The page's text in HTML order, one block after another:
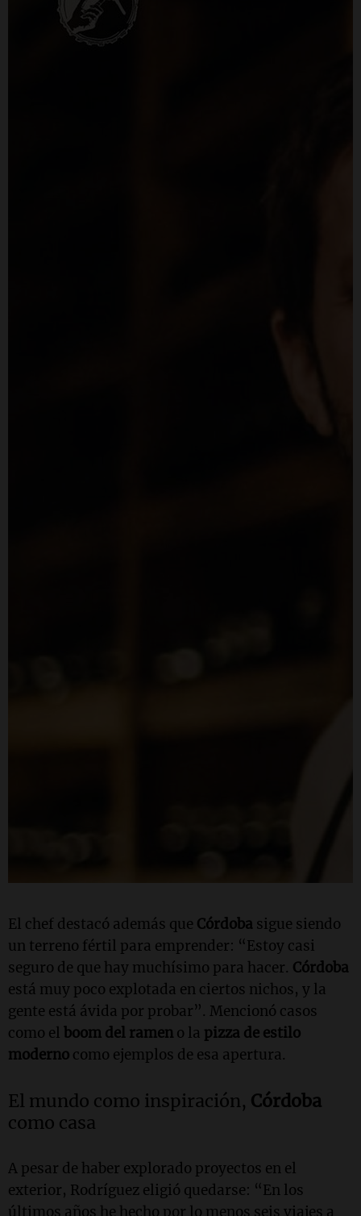
El chef destacó además que Córdoba sigue siendo
un terreno fértil para emprender: “Estoy casi
seguro de que hay muchísimo para hacer. Córdoba
está muy poco explotada en ciertos nichos, y la
gente está ávida por probar”. Mencionó casos
como el boom del ramen o la pizza de estilo
moderno como ejemplos de esa apertura.
El mundo como inspiración, Córdoba
como casa
A pesar de haber explorado proyectos en el
exterior, Rodríguez eligió quedarse: “En los
últimos años he hecho por lo menos seis viajes a